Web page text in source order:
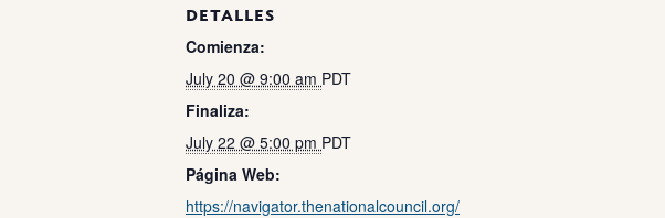
DETALLES
Comienza:
July 20 @ 9:00 am PDT
Finaliza:
July 22 @ 5:00 pm PDT
Página Web:
https://navigator.thenationalcouncil.org/